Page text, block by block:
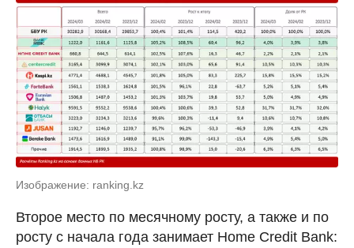
Изображение: ranking.kz
Второе место по месячному росту, а также и по
росту с начала года занимает Home Credit Bank: